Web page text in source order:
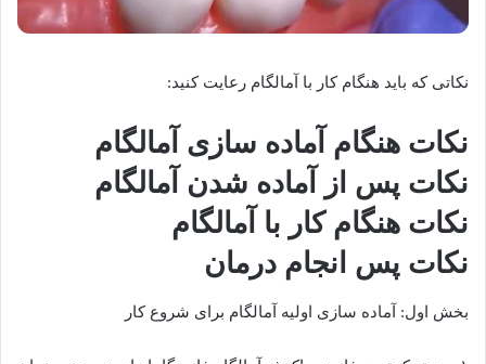
نکاتی که باید هنگام کار با آمالگام رعایت کنید:
نکات هنگام آماده سازی آمالگام
نکات پس از آماده شدن آمالگام
نکات هنگام کار با آمالگام
نکات پس انجام درمان
بخش اول: آماده سازی اولیه آمالگام برای شروع کار